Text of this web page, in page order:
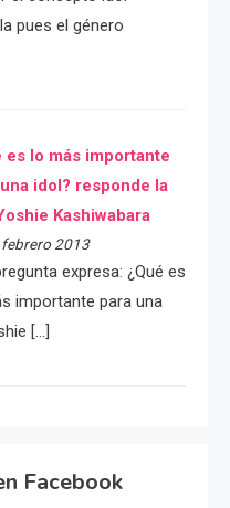
pues el género
es lo más importante
idol? responde la
Kashiwabara
febrero 2013
expresa: ¿Qué es
importante para una
[…]
Facebook